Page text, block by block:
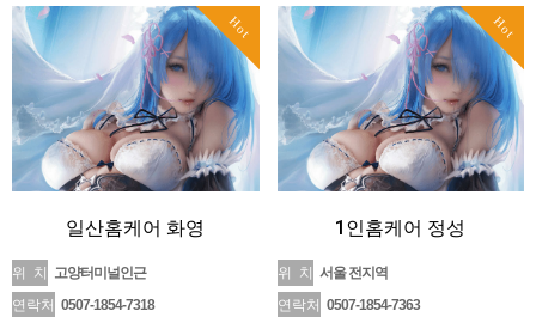
Hot
일산홈케어 화영
위 치
고양터미널인근
연락처 0507-1854-7318
Hot
1인홈케어 정성
위 치
서울 전지역
연락처 0507-1854-7363